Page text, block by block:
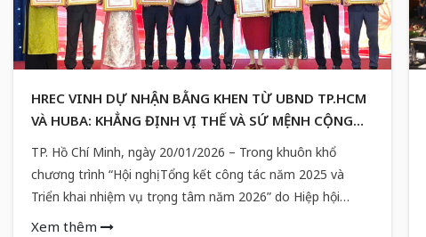
HREC VINH DỰ NHẬN BẰNG KHEN TỪ UBND TP.HCM
VÀ HUBA: KHẲNG ĐỊNH VỊ THẾ VÀ SỨ MỆNH CỘNG
ĐỒNG
TP. Hồ Chí Minh, ngày 20/01/2026 – Trong khuôn khổ
chương trình “Hội nghị Tổng kết công tác năm 2025 và
Triển khai nhiệm vụ trọng tâm năm 2026” do Hiệp hội
Doanh nghiệp TP.HCM (HUBA) tổ chức, Câu lạc bộ Bất
Xem thêm